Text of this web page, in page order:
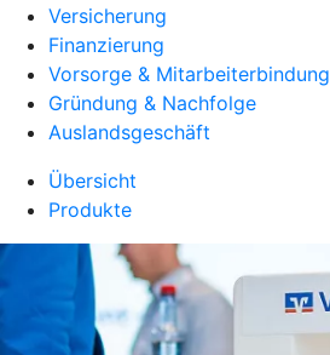
Versicherung
Finanzierung
Vorsorge & Mitarbeiterbindung
Gründung & Nachfolge
Auslandsgeschäft
Übersicht
Produkte